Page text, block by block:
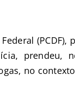
(PCDF),
prendeu,
no